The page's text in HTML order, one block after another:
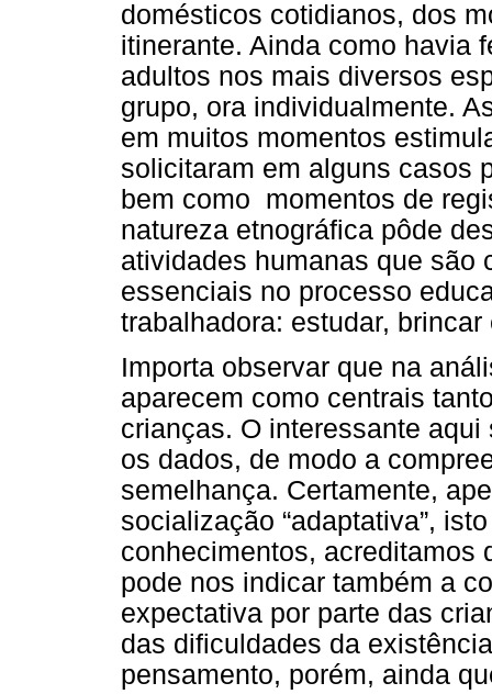
domésticos cotidianos, dos
itinerante. Ainda como havia
adultos nos mais diversos
grupo, ora individualmente.
em muitos momentos
solicitaram em alguns casos
bem como momentos de
natureza etnográfica pôde
atividades humanas que são
essenciais no processo
trabalhadora: estudar, brincar
Importa observar que na
aparecem como centrais
crianças. O interessante
os dados, de modo a
semelhança. Certamente,
socialização “adaptativa”,
conhecimentos, acreditamos
pode nos indicar também a
expectativa por parte das
das dificuldades da
pensamento, porém, ainda